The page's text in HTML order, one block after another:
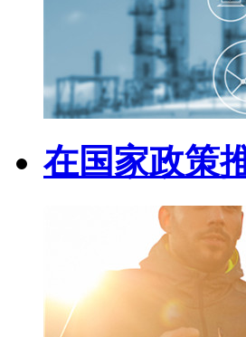
在国家政策